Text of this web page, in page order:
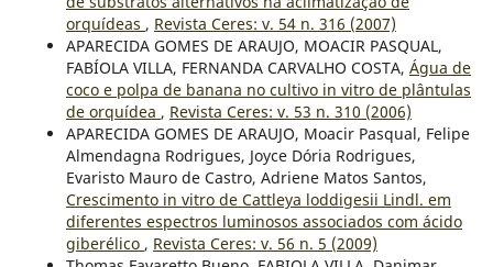
orquídeas , Revista Ceres: v. 54 n. 316 (2007)
APARECIDA GOMES DE ARAUJO, MOACIR PASQUAL,
FABÍOLA VILLA, FERNANDA CARVALHO COSTA, Água de
coco e polpa de banana no cultivo in vitro de plântulas
de orquídea , Revista Ceres: v. 53 n. 310 (2006)
APARECIDA GOMES DE ARAUJO, Moacir Pasqual, Felipe
Almendagna Rodrigues, Joyce Dória Rodrigues,
Evaristo Mauro de Castro, Adriene Matos Santos,
Crescimento in vitro de Cattleya loddigesii Lindl. em
diferentes espectros luminosos associados com ácido
giberélico , Revista Ceres: v. 56 n. 5 (2009)